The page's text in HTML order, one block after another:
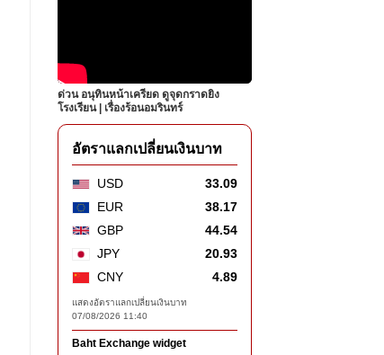
ด่วน อนุทินหน้าเครียด ดูจุดกราดยิง
โรงเรียน | เรื่องร้อนอมรินทร์​
อัตราแลกเปลี่ยนเงินบาท
USD
33.09
EUR
38.17
GBP
44.54
JPY
20.93
CNY
4.89
แสดงอัตราแลกเปลี่ยนเงินบาท
07/08/2026 11:40
Baht Exchange widget